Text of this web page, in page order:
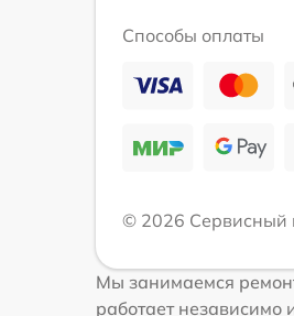
Способы оплаты
© 2026 Сервисный
Мы занимаемся
работает независимо